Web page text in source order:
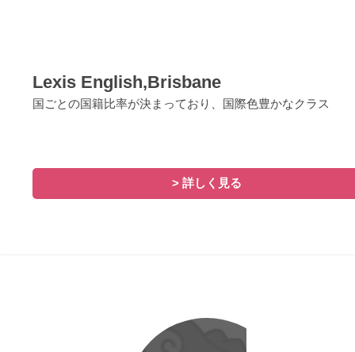
Lexis English,Brisbane
国ごとの国籍比率が決まっており、国際色豊かなクラス
> 詳しく見る